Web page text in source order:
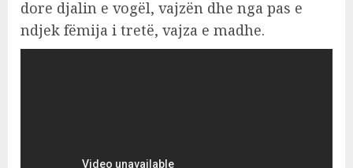
dore djalin e vogël, vajzën dhe nga pas e
ndjek fëmija i tretë, vajza e madhe.